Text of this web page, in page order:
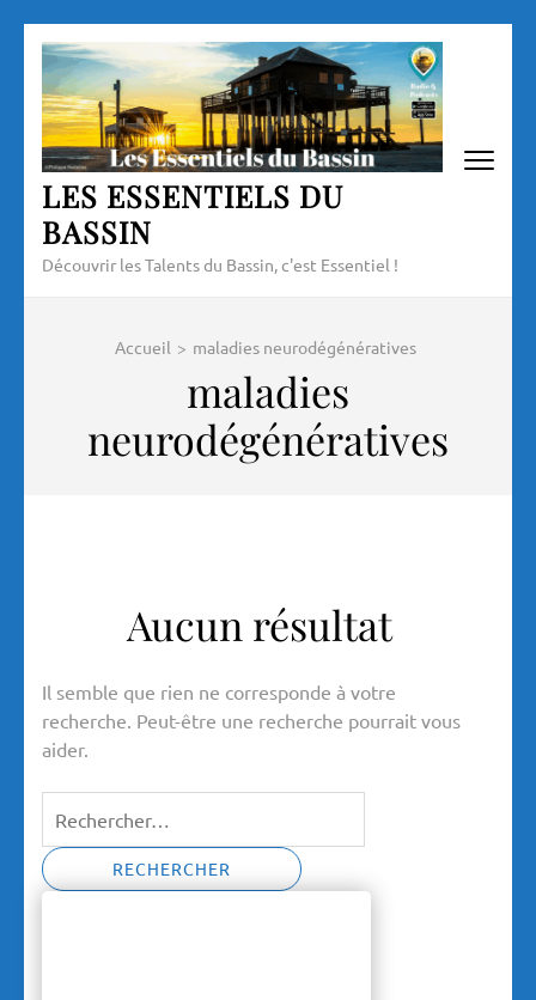
Aller
contenu
(Pressez
Entrée)
LES ESSENTIELS DU
BASSIN
Découvrir les Talents du Bassin, c'est Essentiel !
Accueil > maladies neurodégénératives
maladies
neurodégénératives
Aucun résultat
Il semble que rien ne corresponde à votre
recherche. Peut-être une recherche pourrait vous
aider.